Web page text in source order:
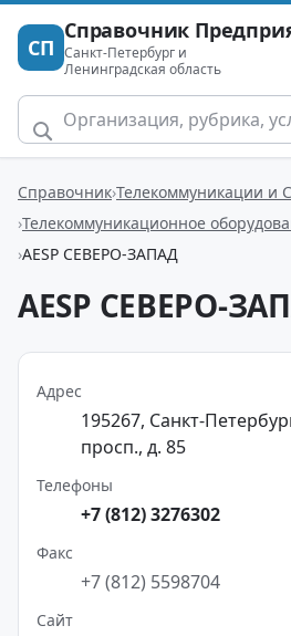
СП
Справочник
Санкт-Петербург и
Ленинградская область
Справочник Телекоммуникации и
Телекоммуникационное
AESP СЕВЕРО-ЗАПАД
AESP СЕВЕРО-
Адрес
195267, Санкт-
просп., д. 85
Телефоны
+7 (812) 3276302
Факс
+7 (812) 5598704
Сайт